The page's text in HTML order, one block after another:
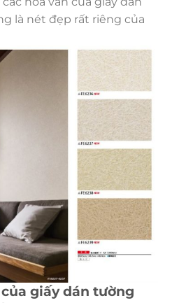
là nét đẹp rất riêng của
giấy dán tường